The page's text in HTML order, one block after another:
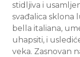
stidljiva i
svađalica sklona
bella italiana,
uhapsiti, i
veka. Zasnovan